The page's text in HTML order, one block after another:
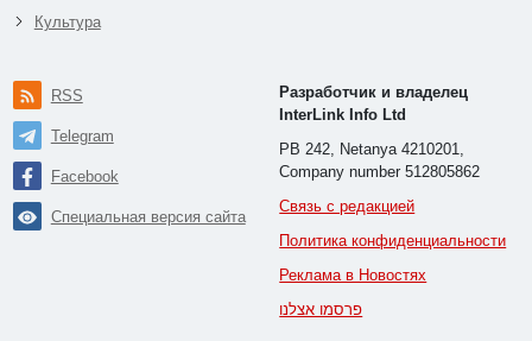
Культура
RSS
Telegram
Facebook
Специальная версия сайта
Разработчик и владелец
InterLink Info Ltd
PB 242, Netanya 4210201,
Company number 512805862
Связь с редакцией
Политика конфиденциальности
Реклама в Новостях
פרסמו אצלנו